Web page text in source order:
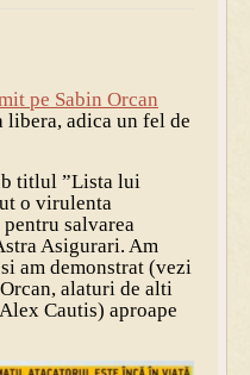
pe Sabin Orcan
libera, adica un fel de
titlul ”Lista lui
o virulenta
salvarea
Asigurari. Am
am demonstrat (vezi
alaturi de alti
Cautis) aproape